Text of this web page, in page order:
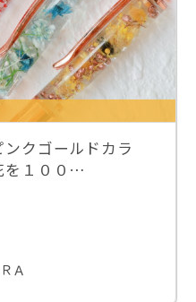
クゴールドカラ
を１００…
Ａ